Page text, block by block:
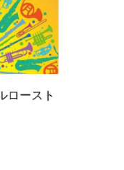
ロースト